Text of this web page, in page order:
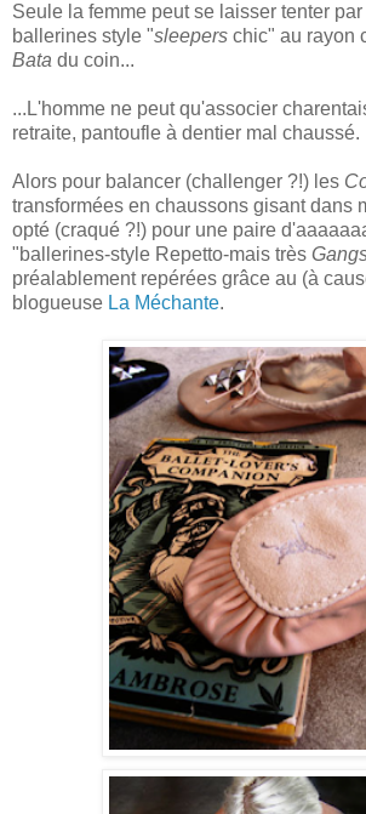
Seule la femme peut se laisser tenter
ballerines style "sleepers chic" au rayon
Bata du coin...
...L'homme ne peut qu'associer
retraite, pantoufle à dentier mal chaussé.
Alors pour balancer (challenger ?!) les
transformées en chaussons gisant dans
opté (craqué ?!) pour une paire
"ballerines-style Repetto-mais très
préalablement repérées grâce au (à
blogueuse La Méchante.